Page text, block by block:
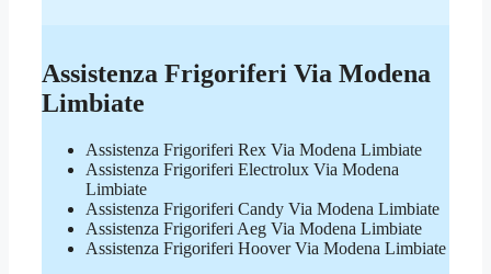
Assistenza Frigoriferi Via Modena
Limbiate
Assistenza Frigoriferi Rex Via Modena Limbiate
Assistenza Frigoriferi Electrolux Via Modena
Limbiate
Assistenza Frigoriferi Candy Via Modena Limbiate
Assistenza Frigoriferi Aeg Via Modena Limbiate
Assistenza Frigoriferi Hoover Via Modena Limbiate